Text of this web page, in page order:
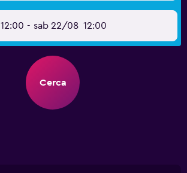
12:00 - sab 22/08 12:00
Cerca